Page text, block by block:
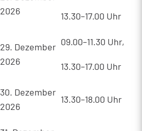
2026
13.30–17.00 Uhr
29. Dezember
2026
09.00–11.30 Uhr,
13.30–17.00 Uhr
30. Dezember
2026
13.30–18.00 Uhr